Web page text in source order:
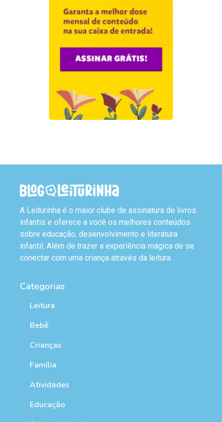
A Leiturinha é o maior clube de assinatura de livros
infantis e oferece a você os melhores conteúdos
sobre educação, desenvolvimento e literatura
infantil. Além de trazer a experiência mágica de se
conectar com uma criança através da leitura.
Categorias
Leitura
Bebê
Crianças
Família
Atividades
Educação